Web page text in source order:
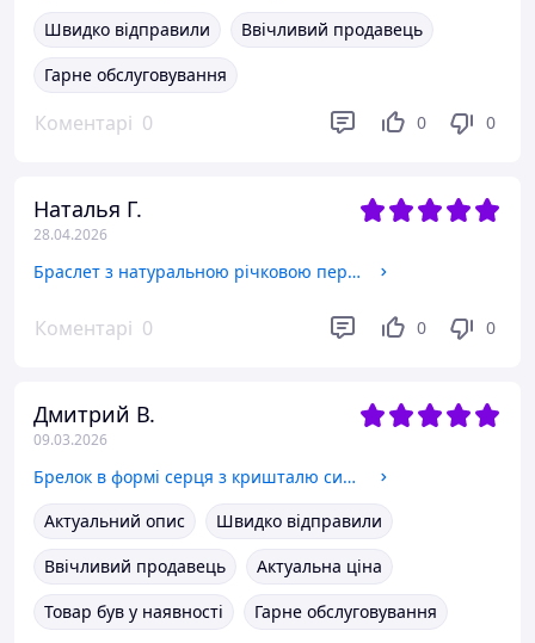
Швидко відправили
Ввічливий продавець
Гарне обслуговування
Коментарі 0 0 0
Наталья Г.
28.04.2026
Браслет з натуральною річковою перлиною
Коментарі 0 0 0
Дмитрий В.
09.03.2026
Брелок в формі серця з кришталю синьо-жовтого кольору
Актуальний опис
Швидко відправили
Ввічливий продавець
Актуальна ціна
Товар був у наявності
Гарне обслуговування